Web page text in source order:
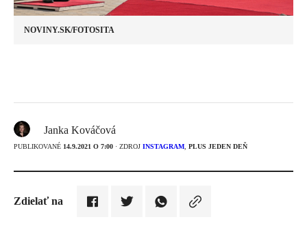
NOVINY.SK/FOTOSITA
Janka Kováčová
PUBLIKOVANÉ 14.9.2021 O 7:00 · ZDROJ INSTAGRAM, PLUS JEDEN DEŇ
Zdielať na